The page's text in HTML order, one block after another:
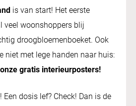
is van start! Het eerste
veel woonshoppers blij
droogbloemenboeket. Ook
niet met lege handen naar huis:
gratis interieurposters!
Een dosis lef? Check! Dan is de